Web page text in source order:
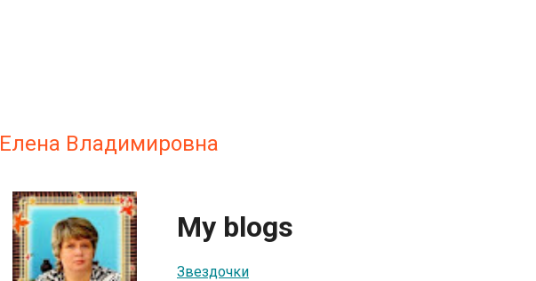
Елена Владимировна
My blogs
Звездочки